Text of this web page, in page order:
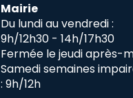
Mairie
Du lundi au vendredi :
9h/12h30 - 14h/17h30
Fermée le jeudi après-
Samedi semaines
: 9h/12h